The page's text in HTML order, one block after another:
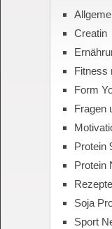
Creatin
Fitness
Form
Fragen
Protein
Protein
Rezepte
Soja
Sport